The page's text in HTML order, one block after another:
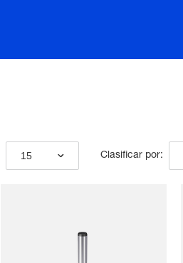
15 Clasificar por: